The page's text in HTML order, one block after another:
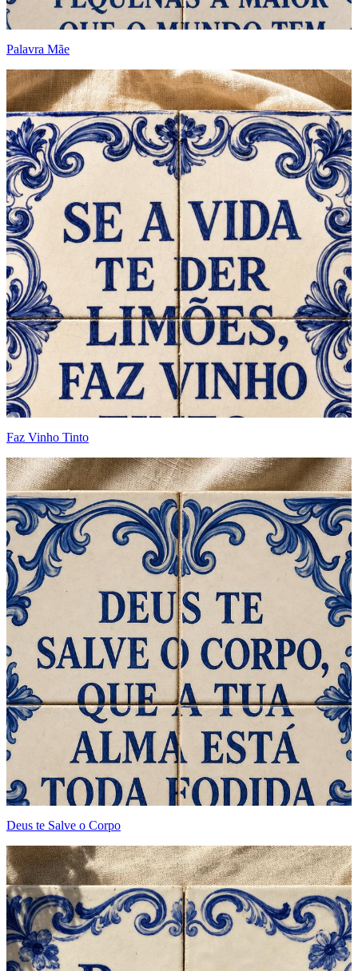
Palavra Mãe
Faz Vinho Tinto
Deus te Salve o Corpo